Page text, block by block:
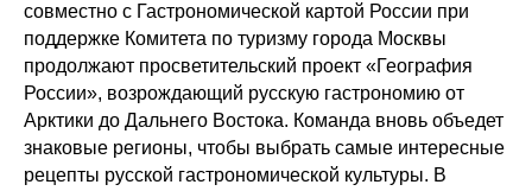
совместно с Гастрономической картой России при
поддержке Комитета по туризму города Москвы
продолжают просветительский проект «География
России», возрождающий русскую гастрономию от
Арктики до Дальнего Востока. Команда вновь объедет
знаковые регионы, чтобы выбрать самые интересные
рецепты русской гастрономической культуры. В